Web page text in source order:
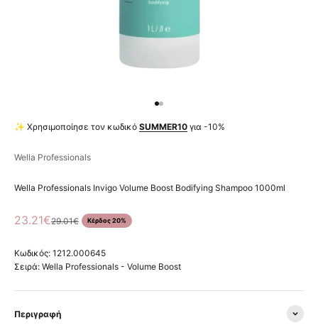
✨ Χρησιμοποίησε τον κωδικό SUMMER10 για -10%
Wella Professionals
Wella Professionals Invigo Volume Boost Bodifying Shampoo 1000ml
Τιμή πώλησης
23.21€Κανονική τιμή
29.01€ Κέρδος 20%
Κωδικός: 1212.000645
Σειρά: Wella Professionals - Volume Boost
Περιγραφή